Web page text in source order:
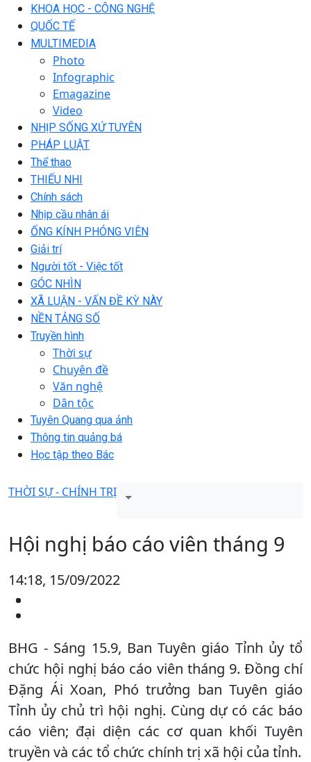
KHOA HỌC - CÔNG NGHỆ
QUỐC TẾ
MULTIMEDIA
Photo
Infographic
Emagazine
Video
NHỊP SỐNG XỨ TUYÊN
PHÁP LUẬT
Thể thao
THIẾU NHI
Chính sách
Nhịp cầu nhân ái
ỐNG KÍNH PHÓNG VIÊN
Giải trí
Người tốt - Việc tốt
GÓC NHÌN
XÃ LUẬN - VẤN ĐỀ KỲ NÀY
NỀN TẢNG SỐ
Truyền hình
Thời sự
Chuyên đề
Văn nghệ
Dân tộc
Tuyên Quang qua ảnh
Thông tin quảng bá
Học tập theo Bác
THỜI SỰ - CHÍNH TRỊ
Hội nghị báo cáo viên tháng 9
14:18, 15/09/2022
BHG - Sáng 15.9, Ban Tuyên giáo Tỉnh ủy tổ
chức hội nghị báo cáo viên tháng 9. Đồng chí
Đặng Ái Xoan, Phó trưởng ban Tuyên giáo
Tỉnh ủy chủ trì hội nghị. Cùng dự có các báo
cáo viên; đại diện các cơ quan khối Tuyên
truyền và các tổ chức chính trị xã hội của tỉnh.